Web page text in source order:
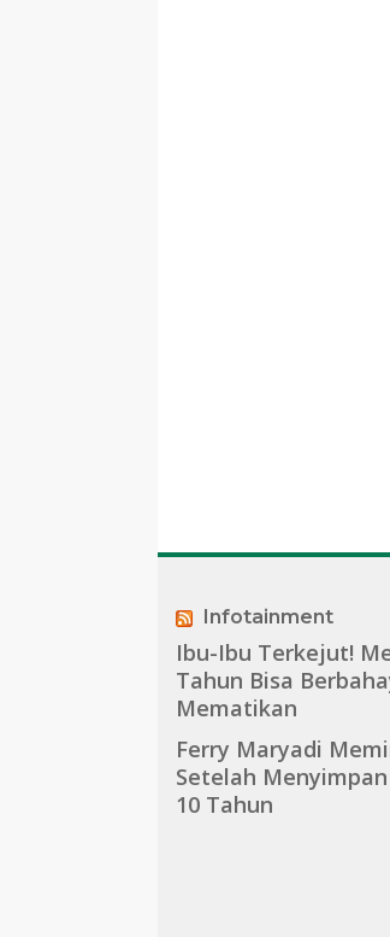
Infotainment
Ibu-Ibu Terkejut!
Tahun Bisa
Mematikan
Ferry Maryadi
Setelah
10 Tahun